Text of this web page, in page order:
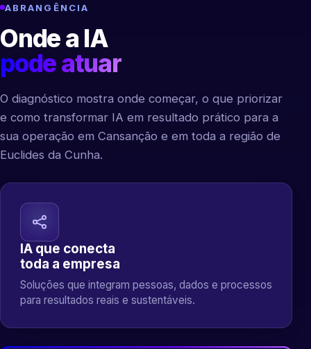
ABRANGÊNCIA
Onde a IA
pode atuar
O diagnóstico mostra onde começar, o que priorizar
e como transformar IA em resultado prático para a
sua operação em Cansanção e em toda a região de
Euclides da Cunha.
IA que conecta
toda a empresa
Soluções que integram pessoas, dados e processos
para resultados reais e sustentáveis.